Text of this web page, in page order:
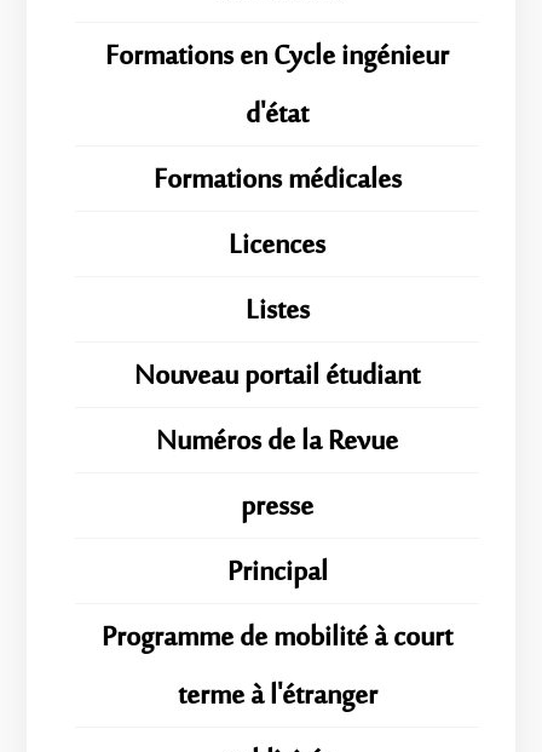
Formations en Cycle ingénieur
d'état
Formations médicales
Licences
Listes
Nouveau portail étudiant
Numéros de la Revue
presse
Principal
Programme de mobilité à court
terme à l'étranger